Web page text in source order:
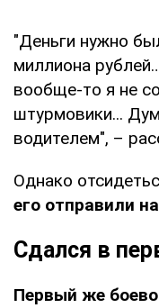
"Деньги нужно
миллиона
вообще-то я не
штурмовики...
водителем", –
Однако
его отправили
Сдался в
Первый же